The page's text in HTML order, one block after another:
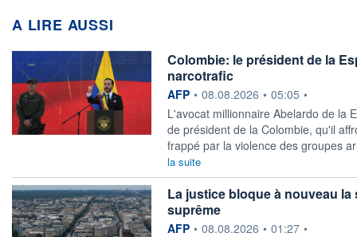
A LIRE AUSSI
Colombie: le président de la
narcotrafic
information fournie par
AFP • 08.08.2026 • 05:05 •
L'avocat millionnaire Abelardo de la
de président de la Colombie, qu'il
frappé par la violence des groupes
la suite
La justice bloque à nouveau
suprême
information fournie par
AFP • 08.08.2026 • 01:27 •